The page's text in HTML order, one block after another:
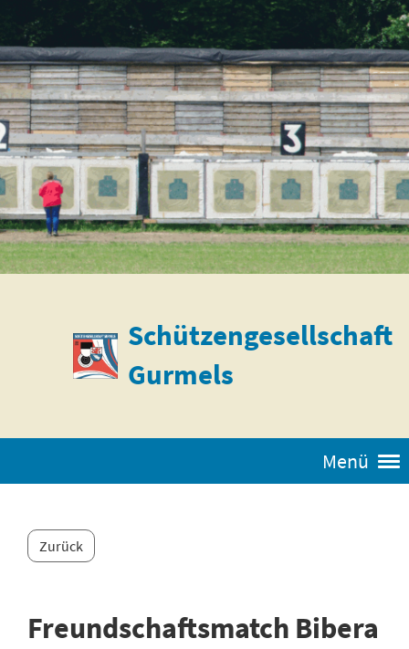
Schützengesellschaft
Gurmels
Menü
Zurück
Freundschaftsmatch Bibera